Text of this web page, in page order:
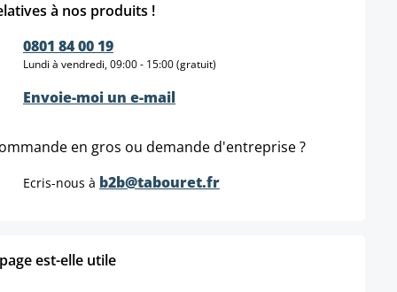
à nos produits !
0801 84 00 19
Lundi à vendredi, 09:00 - 15:00 (gratuit)
Envoie-moi un e-mail
en gros ou demande d'entreprise ?
Ecris-nous à b2b@tabouret.fr
est-elle utile